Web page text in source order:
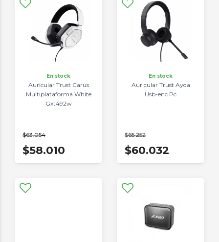
En stock
Auricular Trust Carus
Multiplataforma White
Gxt492w
$63.054
$58.010
En stock
Auricular Trust Ayda
Usb-enc Pc
$65.252
$60.032